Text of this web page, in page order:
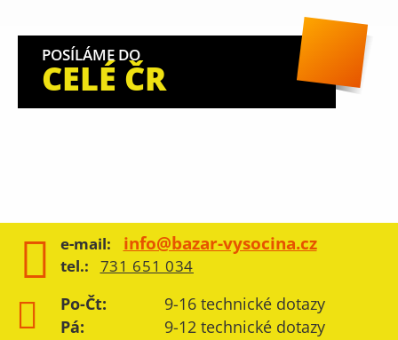
POSÍLÁME DO
CELÉ ČR
e-mail: info@bazar-vysocina.cz
tel.: 731 651 034
Po-Čt:
9-16 technické dotazy
Pá:
9-12 technické dotazy